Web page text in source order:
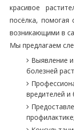
красивое
посёлка, помогая
возникающими в
Мы предлагаем
Выявление
болезней
вредителей и
профилактике;